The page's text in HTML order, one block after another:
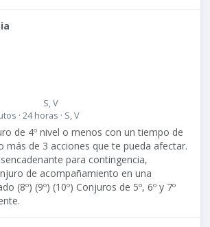
S, V
· 24 horas · S, V
de 4º nivel o menos con un tiempo de
más de 3 acciones que te pueda afectar.
para contingencia,
de acompañamiento en una
(8º) (9º) (10º) Conjuros de 5º, 6º y 7º